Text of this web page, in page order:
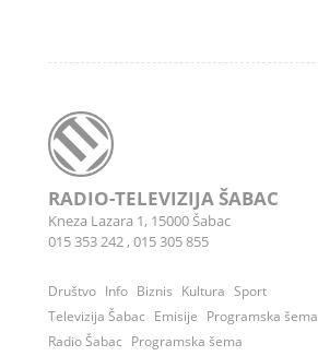
RADIO-TELEVIZIJA ŠABAC
Kneza Lazara 1, 15000 Šabac
015 353 242, 015 305 855
Društvo Info Biznis Kultura Sport
Televizija Šabac Emisije Programska šema
Radio Šabac Programska šema